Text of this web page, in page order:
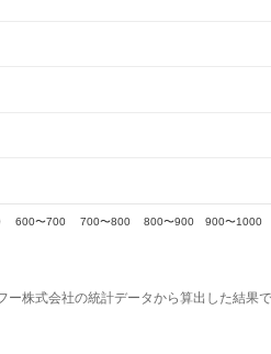
株式会社の統計データから算出した結果